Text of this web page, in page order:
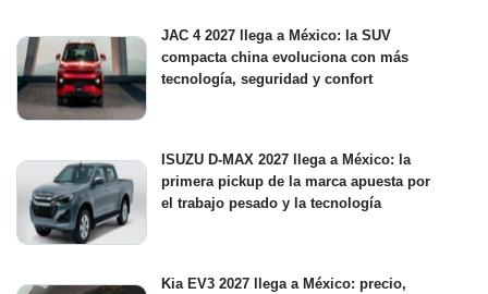
JAC 4 2027 llega a México: la SUV
compacta china evoluciona con más
tecnología, seguridad y confort
ISUZU D-MAX 2027 llega a México: la
primera pickup de la marca apuesta por
el trabajo pesado y la tecnología
Kia EV3 2027 llega a México: precio,